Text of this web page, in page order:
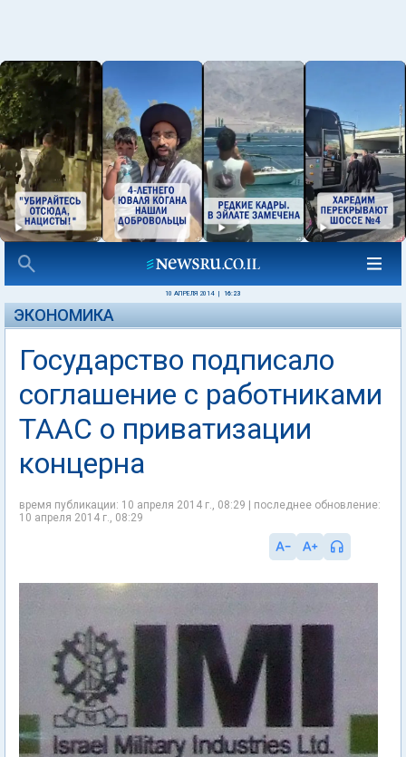
10 АПРЕЛЯ 2014 16:23
ЭКОНОМИКА
Государство подписало
соглашение с работниками
ТААС о приватизации
концерна
время публикации: 10 апреля 2014 г., 08:29 | последнее обновление:
10 апреля 2014 г., 08:29